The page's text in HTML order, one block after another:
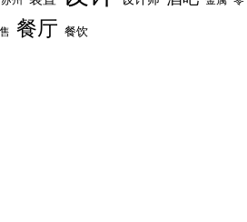
餐厅 餐饮